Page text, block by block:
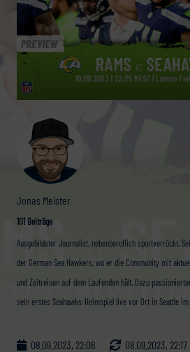
Jonas Meister
101 Beiträge
Ausgebildeter Journalist, nebenberuflich sportverrückt.
der German Sea Hawkers, wo er die Community mit
und Zeitreisen auf dem Laufenden hält. Dazu
sein erstes Seahawks-Heimspiel live vor Ort in Seattle im
08.09.2023, 22:06 08.09.2023, 22:17